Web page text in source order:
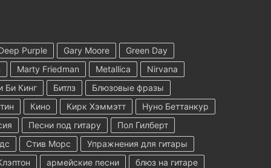
Purple Gary Moore
Green Day
Marty Friedman Metallica
Nirvana
Би Кинг
Битлз
Блюзовые фразы
Кино Кирк Хэммэтт
Нуно Беттанкур
Песни под гитару
Пол Гилберт
Стив Морс
Упражнения для гитары
армейские песни блюз на гитаре